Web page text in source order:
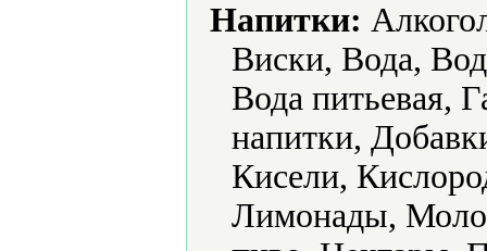
Напитки:
Виски, Вода,
Вода питьевая,
напитки,
Кисели,
Лимонады,